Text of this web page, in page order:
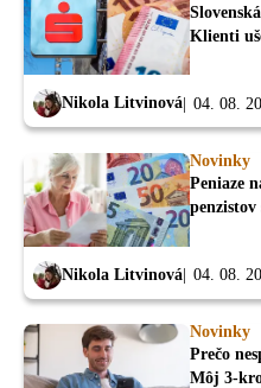
Klienti
Nikola Litvinová 04. 08.
Novinky
Peniaze
Nikola Litvinová 04. 08.
Novinky
Prečo
Môj 3-